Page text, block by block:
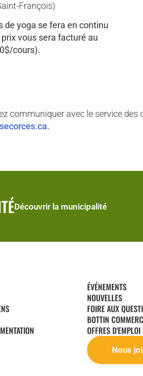
François)
de yoga se fera en continu
vous sera facturé au
cours).
communiquer avec le service
Découvrir la municipalité
ÉVÉNEMENTS
NOUVELLES
FOIRE AUX
BOTTIN
OFFRES D'EMPLOI
Nous